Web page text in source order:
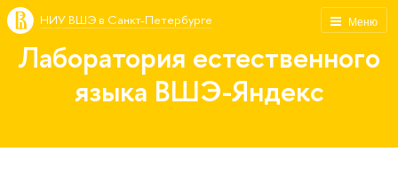
Меню
НИУ ВШЭ в Санкт-Петербурге
Лаборатория естественного
языка ВШЭ-Яндекс